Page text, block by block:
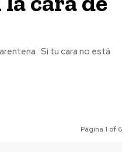
no está
Página 1 of 6